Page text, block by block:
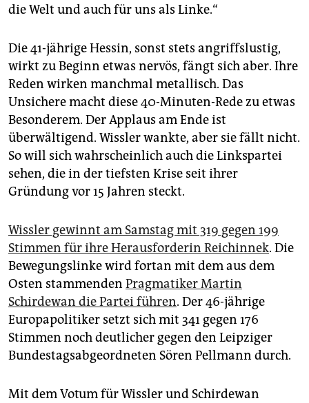
die Welt und auch für uns als Linke.“
Die 41-jährige Hessin, sonst stets angriffslustig,
wirkt zu Beginn etwas nervös, fängt sich aber. Ihre
Reden wirken manchmal metallisch. Das
Unsichere macht diese 40-Minuten-Rede zu etwas
Besonderem. Der Applaus am Ende ist
überwältigend. Wissler wankte, aber sie fällt nicht.
So will sich wahrscheinlich auch die Linkspartei
sehen, die in der tiefsten Krise seit ihrer
Gründung vor 15 Jahren steckt.
Wissler gewinnt am Samstag mit 319 gegen 199
Stimmen für ihre Herausforderin Reichinnek. Die
Bewegungslinke wird fortan mit dem aus dem
Osten stammenden Pragmatiker Martin
Schirdewan die Partei führen. Der 46-jährige
Europapolitiker setzt sich mit 341 gegen 176
Stimmen noch deutlicher gegen den Leipziger
Bundestagsabgeordneten Sören Pellmann durch.
Mit dem Votum für Wissler und Schirdewan